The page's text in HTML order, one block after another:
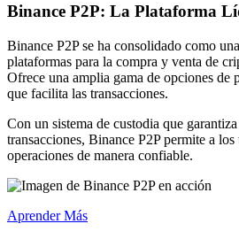
Binance P2P: La Plataforma
Binance P2P se ha consolidado como
plataformas para la compra y venta de
Ofrece una amplia gama de opciones de
que facilita las transacciones.
Con un sistema de custodia que
transacciones, Binance P2P permite a
operaciones de manera confiable.
Aprender Más